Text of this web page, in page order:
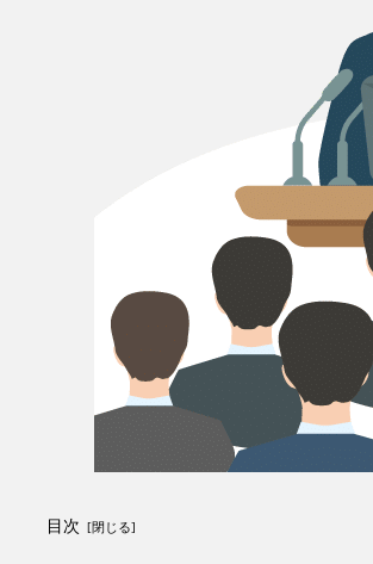
目次